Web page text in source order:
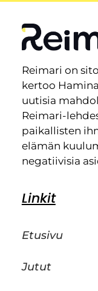
Reimari on
kertoo
uutisia
Reimari-
paikallisten
elämän
negatiivisia
Linkit
Etusivu
Jutut